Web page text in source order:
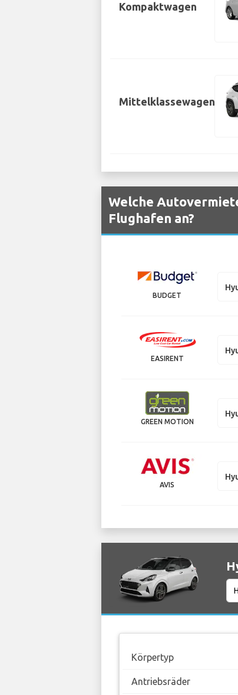
Kompaktwagen
Mittelklassewagen
Welche
Flughafen an?
BUDGET
EASIRENT
GREEN MOTION
AVIS
Körpertyp
Antriebsräder